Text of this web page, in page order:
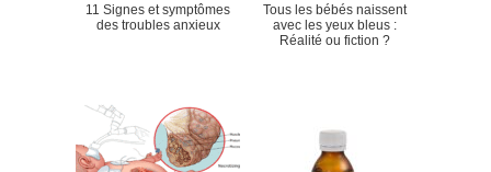
11 Signes et symptômes
des troubles anxieux
Tous les bébés naissent
avec les yeux bleus :
Réalité ou fiction ?